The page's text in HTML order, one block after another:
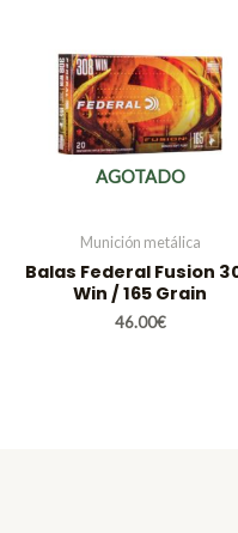
AGOTADO
Munición metálica
Balas Federal Fusion
Win / 165 Grain
46.00€